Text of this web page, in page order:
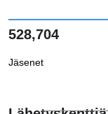
528,704
Jäsenet